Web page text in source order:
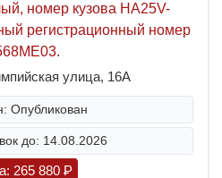
номер кузова HA25V-
регистрационный номер
улица, 16А
Опубликован
до: 14.08.2026
265 880 P